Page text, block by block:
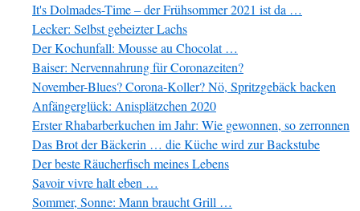
It's Dolmades-Time – der Frühsommer 2021 ist da …
Lecker: Selbst gebeizter Lachs
Der Kochunfall: Mousse au Chocolat …
Baiser: Nervennahrung für Coronazeiten?
November-Blues? Corona-Koller? Nö, Spritzgebäck backen
Anfängerglück: Anisplätzchen 2020
Erster Rhabarberkuchen im Jahr: Wie gewonnen, so zerronnen
Das Brot der Bäckerin … die Küche wird zur Backstube
Der beste Räucherfisch meines Lebens
Savoir vivre halt eben …
Sommer, Sonne: Mann braucht Grill …